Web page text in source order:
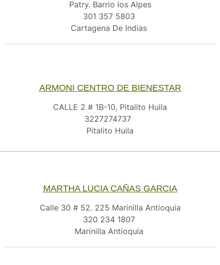
Patry. Barrio los Alpes
301 357 5803
Cartagena De Indias
ARMONI CENTRO DE BIENESTAR
CALLE 2 # 1B-10, Pitalito Huila
3227274737
Pitalito Huila
MARTHA LUCIA CAÑAS GARCIA
Calle 30 # 52. 225 Marinilla Antioquia
320 234 1807
Marinilla Antioquia